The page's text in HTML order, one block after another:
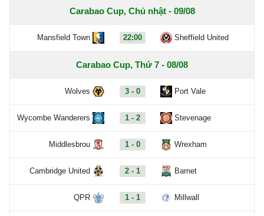
Carabao Cup, Chủ nhật - 09/08
Mansfield Town 22:00 Sheffield United
Carabao Cup, Thứ 7 - 08/08
Wolves 3 - 0 Port Vale
Wycombe Wanderers 1 - 2 Stevenage
Middlesbrou 1 - 0 Wrexham
Cambridge United 2 - 1 Barnet
QPR 1 - 1 Millwall